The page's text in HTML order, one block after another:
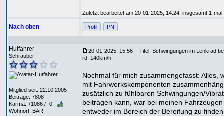
Zuletzt bearbeitet am 20-01-2025, 14:24, insgesamt 1-mal
Nach oben Profil PN
Hutfahrer
Schrauber
Mitglied seit: 22.10.2005
Beiträge: 7808
Karma: +1086 / -0
Wohnort: BAR
20-01-2025, 15:56
Titel: Schwingungen im Lenkrad
rd. 140km/h
Nochmal für mich zusammengefasst: Alles,
mit Fahrwerkskomponenten
zusätzlich zu fühlbaren Schwingungen/
beitragen kann, war bei meinen
entweder im Bereich der Bereifung zu